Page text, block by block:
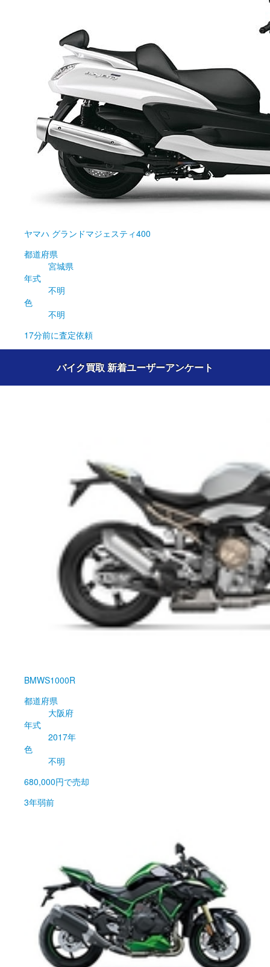
ヤマハ グランドマジェスティ400
都道府県
宮城県
年式
不明
色
不明
17分前に査定依頼
バイク買取 新着ユーザーアンケート
BMWS1000R
都道府県
大阪府
年式
2017年
色
不明
680,000円で売却
3年弱前